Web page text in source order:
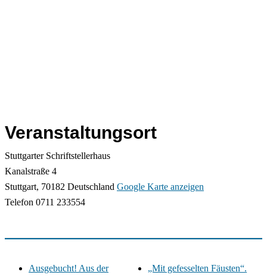
Veranstaltungsort
Stuttgarter Schriftstellerhaus
Kanalstraße 4
Stuttgart, 70182 Deutschland Google Karte anzeigen
Telefon 0711 233554
Ausgebucht! Aus der
„Mit gefesselten Fäusten“.